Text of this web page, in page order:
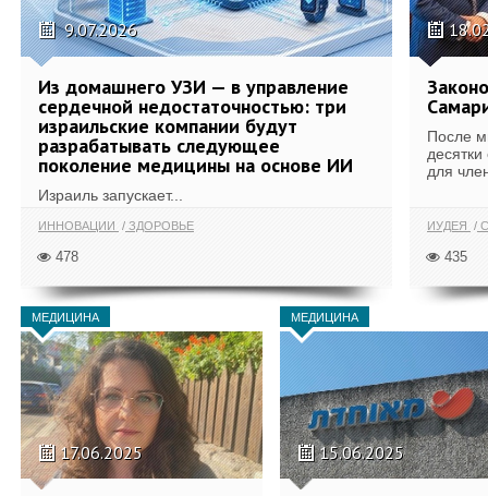
9.07.2026
Из домашнего УЗИ — в управление
сердечной недостаточностью: три
израильские компании будут
разрабатывать следующее
поколение медицины на основе ИИ
Израиль запускает...
ИННОВАЦИИ ЗДОРОВЬЕ
478
После
для
ИУДЕЯ
435
МЕДИЦИНА
17.06.2025
МЕДИЦИНА
15.06.2025